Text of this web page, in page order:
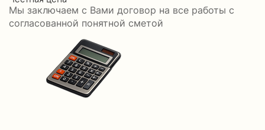
Мы заключаем с Вами договор на все работы с
согласованной понятной сметой